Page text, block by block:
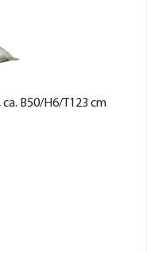
B50/H6/T123 cm